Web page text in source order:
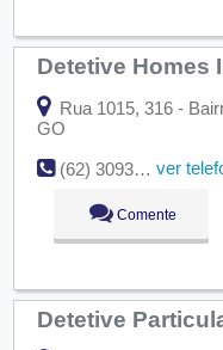
Detetive Homes
Rua 1015, 316 -
GO
(62) 3093-1804
ver
Comente
Detetive